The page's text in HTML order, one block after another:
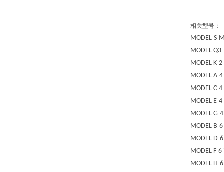
相关型号：
MODEL S
MODEL Q3
MODEL K 2
MODEL A 4
MODEL C 4
MODEL E 4
MODEL G
MODEL B 6
MODEL D
MODEL F 6
MODEL H